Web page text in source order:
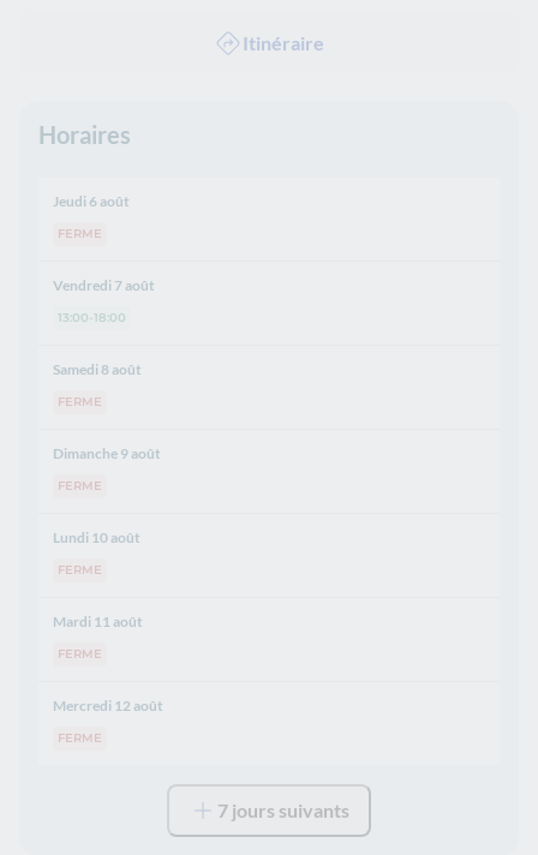
Itinéraire
Horaires
Jeudi 6 août
FERME
Vendredi 7 août
13:00-18:00
Samedi 8 août
FERME
Dimanche 9 août
FERME
Lundi 10 août
FERME
Mardi 11 août
FERME
Mercredi 12 août
FERME
7 jours suivants